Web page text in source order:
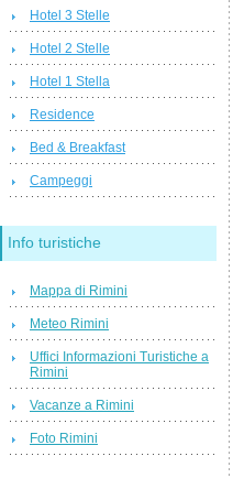
Hotel 3 Stelle
Hotel 2 Stelle
Hotel 1 Stella
Residence
Bed & Breakfast
Campeggi
Info turistiche
Mappa di Rimini
Meteo Rimini
Uffici Informazioni Turistiche a
Rimini
Vacanze a Rimini
Foto Rimini